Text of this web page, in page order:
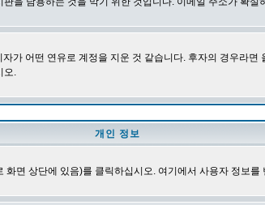
가 어떤 연유로 계정을 지운 것 같습니다. 후자의 경우라
오.
개인 정보
화면 상단에 있음)를 클릭하십시오. 여기에서 사용자 정보를